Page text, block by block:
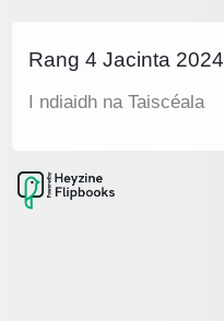
Rang 4 Jacinta 2024
I ndiaidh na Taiscéala